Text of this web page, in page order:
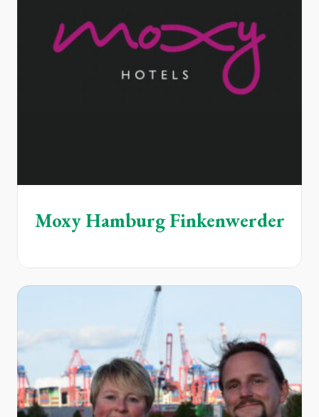
Moxy Hamburg Finkenwerder